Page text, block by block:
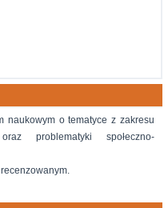
naukowym o tematyce z zakresu
problematyki społeczno-